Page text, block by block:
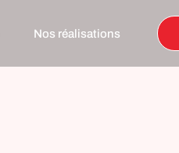
Nos réalisations